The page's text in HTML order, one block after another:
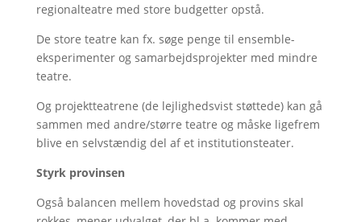
regionalteatre med store budgetter opstå.
De store teatre kan fx. søge penge til ensemble-
eksperimenter og samarbejdsprojekter med mindre
teatre.
Og projektteatrene (de lejlighedsvist støttede) kan gå
sammen med andre/større teatre og måske ligefrem
blive en selvstændig del af et institutionsteater.
Styrk provinsen
Også balancen mellem hovedstad og provins skal